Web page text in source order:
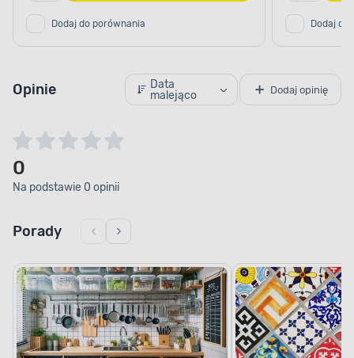
Dodaj do porównania Dodaj do
Opinie
Data
malejąco
Dodaj opinię
0
Na podstawie 0 opinii
Porady